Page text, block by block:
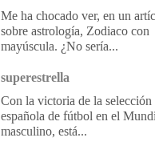
Me ha chocado ver, en un
sobre astrología, Zodiaco con
mayúscula. ¿No sería...
superestrella
Con la victoria de la selección
española de fútbol en el
masculino, está...